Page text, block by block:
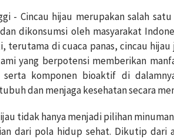
- Cincau hijau merupakan salah
dikonsumsi oleh masyarakat
terutama di cuaca panas, cincau
yang berpotensi memberikan
serta komponen bioaktif di
dan menjaga kesehatan secara
tidak hanya menjadi pilihan
dari pola hidup sehat. Dikutip